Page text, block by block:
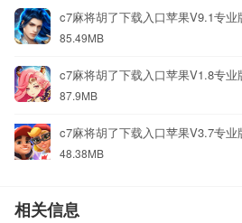
c7麻将胡了下载入口苹果V9.1专业
85.49MB
c7麻将胡了下载入口苹果V1.8专业
87.9MB
c7麻将胡了下载入口苹果V3.7专业
48.38MB
相关信息